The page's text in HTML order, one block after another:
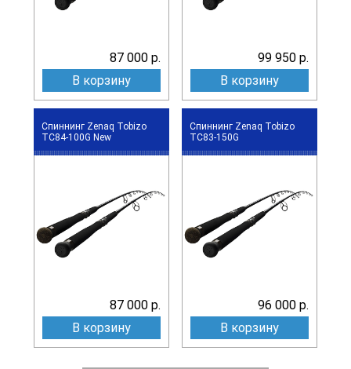
87 000 р.
В корзину
99 950 р.
В корзину
Спиннинг Zenaq Tobizo
TC84-100G New
87 000 р.
В корзину
Спиннинг Zenaq Tobizo
TC83-150G
96 000 р.
В корзину